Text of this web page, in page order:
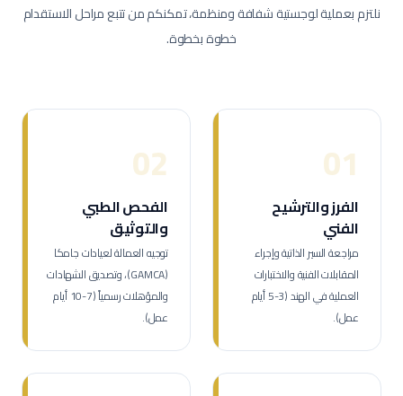
نلتزم بعملية لوجستية شفافة ومنظمة، تمكنكم من تتبع مراحل الاستقدام
خطوة بخطوة.
01
الفرز والترشيح
الفني
مراجعة السير الذاتية وإجراء
المقابلات الفنية والاختبارات
العملية في الهند (3-5 أيام
عمل).
02
الفحص الطبي
والتوثيق
توجيه العمالة لعيادات جامكا
(GAMCA)، وتصديق الشهادات
والمؤهلات رسمياً (7-10 أيام
عمل).